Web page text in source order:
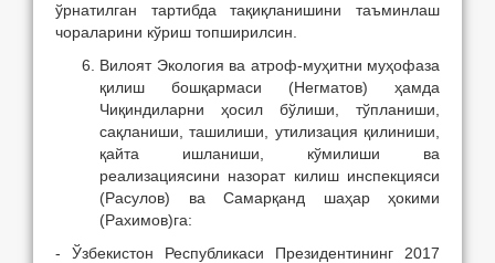
ўрнатилган тартибда тақиқланишини таъминлаш
чораларини кўриш топширилсин.
Вилоят Экология ва атроф-муҳитни муҳофаза
қилиш бошқармаси (Негматов) ҳамда
Чиқиндиларни ҳосил бўлиши, тўпланиши,
сақланиши, ташилиши, утилизация қилиниши,
қайта ишланиши, кўмилиши ва
реализациясини назорат килиш инспекцияси
(Расулов) ва Самарқанд шаҳар ҳокими
(Рахимов)га:
- Ўзбекистон Республикаси Президентининг 2017